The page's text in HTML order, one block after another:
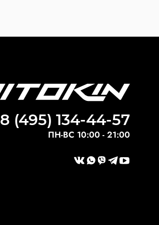
8 (495) 134-44-57
ПН-ВС 10:00 - 21:00